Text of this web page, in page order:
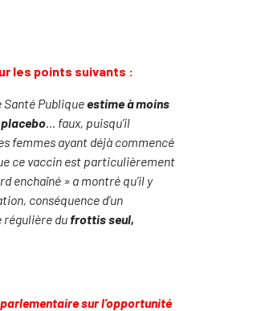
les points suivants :
Santé Publiqueestime à moins
… faux, puisqu’il
femmes ayant déjà commencé
ce vaccin est particulièrement
enchaîné » a montré qu’il y
conséquence d’un
régulière du frottis seul,
sur l’opportunité